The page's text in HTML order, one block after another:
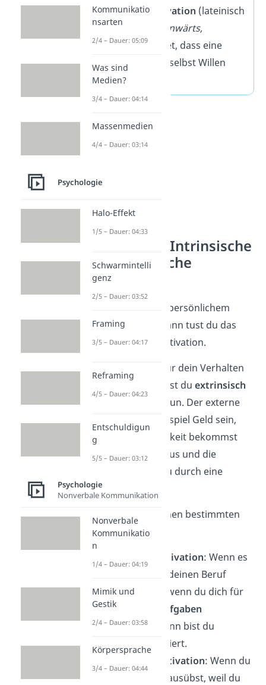
Intrinsische Motivation (lateinisch
intrinsecus
hineinwärts,
inwendig) bedeutet, dass eine
Tätigkeit um ihrer selbst Willen
ausgeführt wird.
Unterschied: Intrinsische
und extrinsische
Motivation
Wenn du etwas aus persönlichem
Interesse machst, dann tust du das
aus intrinsischer Motivation.
Kommt der Anreiz für dein Verhalten
von außen, dann wirst du extrinsisch
motiviert
etwas zu tun. Der externe
Anreiz kann zum Beispiel Geld sein,
das du für eine Tätigkeit bekommst
(Lohn) oder der Status und die
Anerkennung, die du durch eine
Tätigkeit erhältst.
Beispiel
: Du übst einen bestimmten
Beruf aus.
Intrinsische Motivation: Wenn es
macht, deinen Beruf
auszuüben und wenn du dich für
dieeinzelnen Aufgaben
interessierst
, dann bist du
intrinsisch motiviert.
Extrinsische Motivation: Wenn du
einen Beruf nur ausübst, weil du
Kommunikatio
nsarten
2/4 – Dauer: 05:09
Was sind
Medien?
3/4 – Dauer: 04:14
Massenmedien
4/4 – Dauer: 03:14
Psychologie
Halo-Effekt
1/5 – Dauer: 04:33
Schwarmintelli
genz
2/5 – Dauer: 03:52
Framing
3/5 – Dauer: 04:17
Reframing
4/5 – Dauer: 04:23
Entschuldigun
g
5/5 – Dauer: 03:12
Psychologie
Nonverbale Kommunikation
Nonverbale
Kommunikatio
n
1/4 – Dauer: 04:19
Mimik und
Gestik
2/4 – Dauer: 03:58
Körpersprache
3/4 – Dauer: 04:44